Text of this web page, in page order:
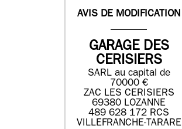
AVIS DE MODIFICATION
GARAGE DES
CERISIERS
SARL au capital de
70000 €
ZAC LES CERISIERS
69380 LOZANNE
489 628 172 RCS
VILLEFRANCHE-TARARE